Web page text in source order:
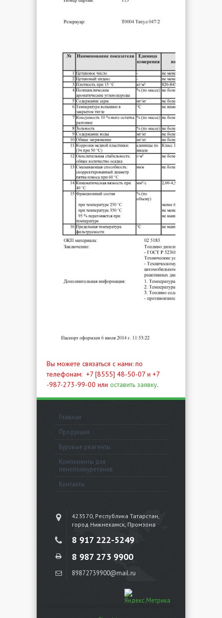
Вы можете связаться с нами: по
телефонам: +7 [8555] 48-50-07 и +7
-987-273-99-00 или оставить заявку.
Главная
Продукция
Буровые реагенты
Компоненты для
пенополиуретанов
Контакты
423570, Республика Татарстан,
город Нижнекамск, Промзона
8 917 222-5249
8 987 273 9900
89872739900@mail.ru